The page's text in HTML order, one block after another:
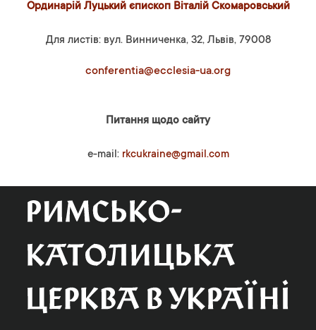
Ординарій Луцький єпископ Віталій Скомаровський
Для листів: вул. Винниченка, 32, Львів, 79008
conferentia@ecclesia-ua.org
Питання щодо сайту
e-mail: rkcukraine@gmail.com